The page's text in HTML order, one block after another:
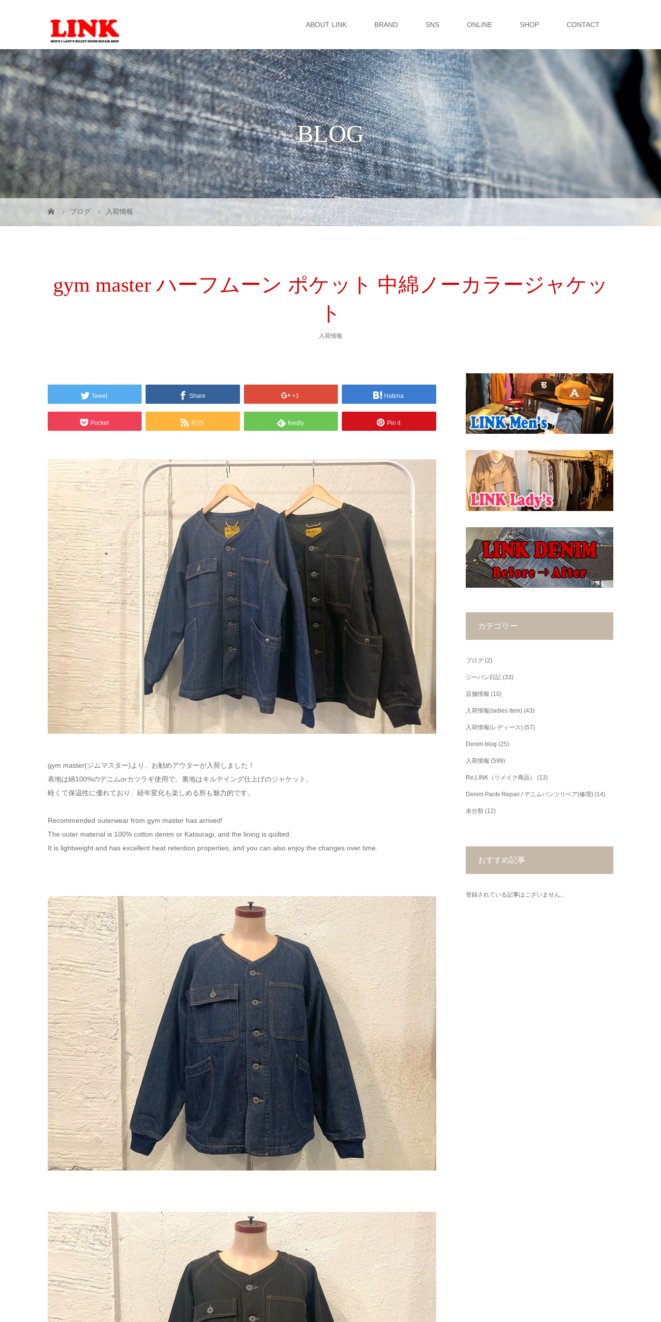
ABOUT LINK BRAND SNS ONLINE SHOP CONTACT
BLOG
ブログ 入荷情報
gym master ハーフムーン ポケット 中綿ノーカラージャケッ
ト
入荷情報
Tweet Share +1 Hatena
Pocket RSS feedly Pin it
gym master(ジムマスター)より、お勧めアウターが入荷しました！
表地は綿100%のデニムorカツラギ使用で、裏地はキルテイング仕上げのジャケット。
軽くて保温性に優れており、経年変化も楽しめる所も魅力的です。
Recommended outerwear from gym master has arrived!
The outer material is 100% cotton denim or Katsuragi, and the lining is quilted.
It is lightweight and has excellent heat retention properties, and you can also enjoy the changes over time.
カテゴリー
ブログ (2)
ジーパン日記 (33)
店舗情報 (10)
入荷情報(ladies item) (43)
入荷情報(レディース) (57)
Denim blog (25)
入荷情報 (599)
Re,LINK（リメイク商品） (13)
Denim Pants Repair / デニムパンツリペア(修理) (14)
未分類 (12)
おすすめ記事
登録されている記事はございません。